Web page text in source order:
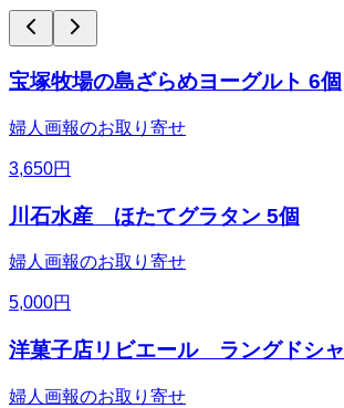
宝塚牧場の島ざらめヨーグルト 6個
婦人画報のお取り寄せ
3,650円
川石水産 ほたてグラタン 5個
婦人画報のお取り寄せ
5,000円
洋菓子店リビエール ラングドシャ
婦人画報のお取り寄せ